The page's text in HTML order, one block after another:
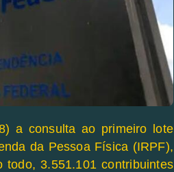
a consulta ao primeiro lote
da Pessoa Física (IRPF),
todo, 3.551.101 contribuintes